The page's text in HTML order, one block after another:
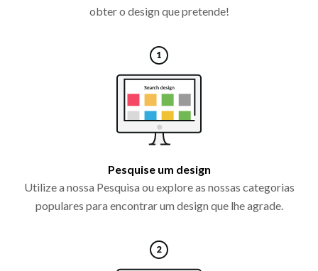
obter o design que pretende!
Pesquise um design
Utilize a nossa Pesquisa ou explore as nossas categorias
populares para encontrar um design que lhe agrade.